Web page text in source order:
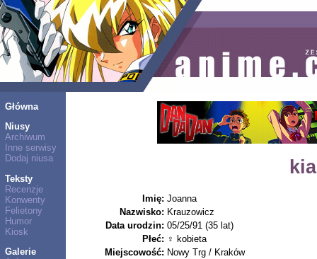
Główna
Niusy
Archiwum
Inne serwisy
Dodaj niusa
Teksty
Recenzje
Konwenty
Felietony
Humor
Kiosk
Galerie
Imię: Joanna
Nazwisko: Krauzowicz
Data urodzin: 05/25/91 (35 lat)
Płeć: ♀ kobieta
Miejscowość: Nowy Trg / Kraków